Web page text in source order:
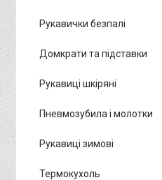
Рукавички безпалі
Домкрати та підставки
Рукавиці шкіряні
Пневмозубила і молотки
Рукавиці зимові
Термокухоль